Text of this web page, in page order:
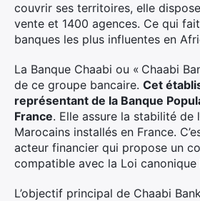
couvrir ses territoires, elle
vente et 1400 agences. Ce qui fait
banques les plus influentes en
La Banque Chaabi ou « Chaabi
de ce groupe bancaire. Cet
représentant de la Banque
France. Elle assure la stabilité de
Marocains installés en France.
acteur financier qui propose un
compatible avec la Loi canonique
L’objectif principal de Chaabi